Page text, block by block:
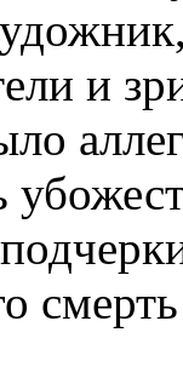
и